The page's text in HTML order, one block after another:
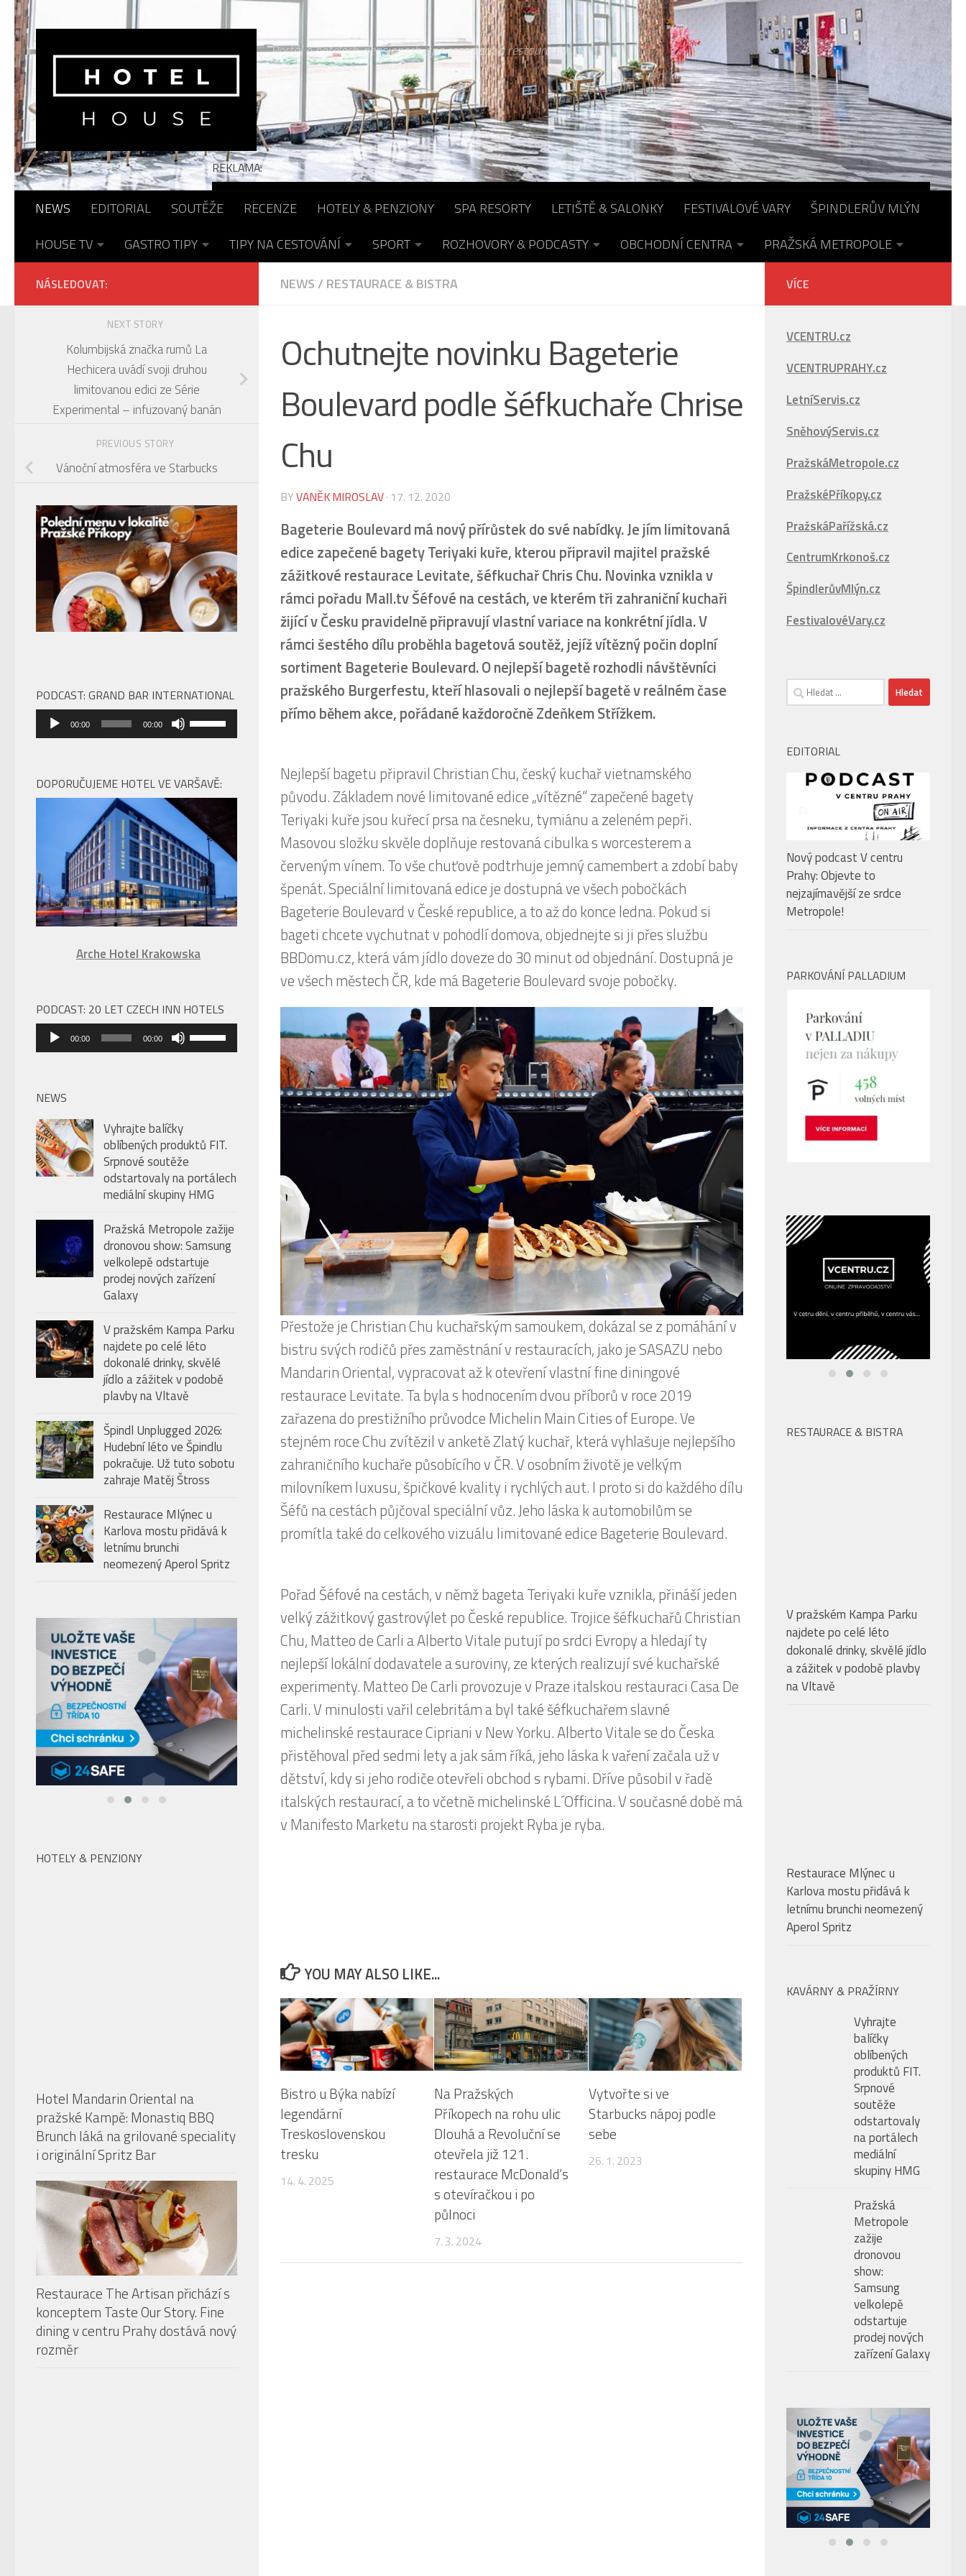
Skip to content
Portál o hotelech, pensionech, spa resortech a restauracích...
REKLAMA:
NEWS EDITORIAL SOUTĚŽE RECENZE HOTELY & PENZIONY SPA RESORTY LETIŠTĚ & SALONKY FESTIVALOVÉ VARY
ŠPINDLERŮV MLÝN
HOUSE TV
GASTRO TIPY TIPY NA CESTOVÁNÍ SPORT ROZHOVORY & PODCASTY OBCHODNÍ CENTRA PRAŽSKÁ METROPOLE
NEWS / RESTAURACE & BISTRA
Ochutnejte novinku Bageterie
Boulevard podle šéfkuchaře Chrise
Chu
BYVANĚK MIROSLAV· 17. 12. 2020
Bageterie Boulevard má nový přírůstek do své nabídky. Je jím limitovaná
edice zapečené bagety Teriyaki kuře, kterou připravil majitel pražské
zážitkové restaurace Levitate, šéfkuchař Chris Chu. Novinka vznikla v
rámci pořadu Mall.tv Šéfové na cestách, ve kterém tři zahraniční kuchaři
žijící v Česku pravidelně připravují vlastní variace na konkrétní jídla. V
rámci šestého dílu proběhla bagetová soutěž, jejíž vítězný počin doplní
sortiment Bageterie Boulevard. O nejlepší bagetě rozhodli návštěvníci
pražského Burgerfestu, kteří hlasovali o nejlepší bagetě v reálném čase
přímo během akce, pořádané každoročně Zdeňkem Střížkem.
Nejlepší bagetu připravil Christian Chu, český kuchař vietnamského
původu. Základem nové limitované edice „vítězné“ zapečené bagety
Teriyaki kuře jsou kuřecí prsa na česneku, tymiánu a zeleném pepři.
Masovou složku skvěle doplňuje restovaná cibulka s worcesterem a
červeným vínem. To vše chuťově podtrhuje jemný camembert a zdobí baby
špenát. Speciální limitovaná edice je dostupná ve všech pobočkách
Bageterie Boulevard v České republice, a to až do konce ledna. Pokud si
bageti chcete vychutnat v pohodlí domova, objednejte si ji přes službu
BBDomu.cz, která vám jídlo doveze do 30 minut od objednání. Dostupná je
ve všech městech ČR, kde má Bageterie Boulevard svoje pobočky.
stejném roce Chu zvítězil v anketě Zlatý kuchař, která vyhlašuje nejlepšího
zahraničního kuchaře působícího v ČR. V osobním životě je velkým
milovníkem luxusu, špičkové kvality i rychlých aut. I proto si do každého dílu
Šéfů na cestách půjčoval speciální vůz. Jeho láska k automobilům se
promítla také do celkového vizuálu limitované edice Bageterie Boulevard.
NÁSLEDOVAT:
NEXT STORY
Kolumbijská značka rumů La
Hechicera uvádí svoji druhou
limitovanou edici ze Série
Experimental – infuzovaný banán
PREVIOUS STORY
Vánoční atmosféra ve Starbucks
PODCAST: GRAND BAR INTERNATIONAL
Audio
přehrávač
00:00 00:00
Použitím
šipek
zvýšíte
nebo
snížíte
úroveň
hlasitosti.
DOPORUČUJEME HOTEL VE VARŠAVĚ:
Arche Hotel Krakowska
PODCAST: 20 LET CZECH INN HOTELS
Audio
přehrávač
00:00 00:00
Použitím
šipek
úroveň
NEWS
Vyhrajte balíčky
oblíbených produktů FIT.
Srpnové soutěže
odstartovaly na portálech
mediální skupiny HMG
Pražská Metropole zažije
dronovou show: Samsung
velkolepě odstartuje
prodej nových zařízení
Galaxy
V pražském Kampa Parku
najdete po celé léto
dokonalé drinky, skvělé
jídlo a zážitek v podobě
plavby na Vltavě
Špindl Unplugged 2026:
Hudební léto ve Špindlu
pokračuje. Už tuto sobotu
zahraje Matěj Štross
Restaurace Mlýnec u
Karlova mostu přidává k
letnímu brunchi
neomezený Aperol Spritz
HOTELY & PENZIONY
Restaurace The Artisan přichází s
konceptem Taste Our Story. Fine
dining v centru Prahy dostává nový
rozměr
VÍCE
VCENTRU.cz
VCENTRUPRAHY.cz
LetníServis.cz
SněhovýServis.cz
PražskáMetropole.cz
PražskéPříkopy.cz
PražskáPařížská.cz
CentrumKrkonoš.cz
ŠpindlerůvMlýn.cz
FestivalovéVary.cz
Vyhledávání
EDITORIAL
Nový podcast V centru
Prahy: Objevte to
nejzajímavější ze srdce
Metropole!
PARKOVÁNÍ PALLADIUM
RESTAURACE & BISTRA
na Vltavě
Vyhrajte
balíčky
oblíbených
produktů FIT.
na portálech
skupiny HMG
Pražská
Metropole
zažije
dronovou
show:
Samsung
velkolepě
odstartuje
zařízení Galaxy
LOBY & BARY & ALKOHOL